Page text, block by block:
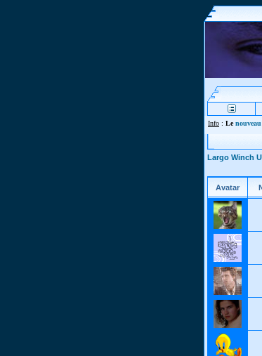
Info : Le
Largo Winch
Avatar